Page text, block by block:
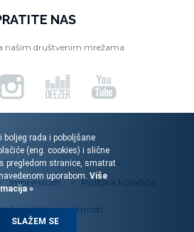
NAS
našim društvenim mrežama
2026. Sva prava pridržana.
Impressum Politika kolačića
zaštite privatnosti
boljeg rada i poboljšane
(eng. cookies) i slične
pregledom stranice, smatrat
uporabom. Više
»
SLAŽEM SE